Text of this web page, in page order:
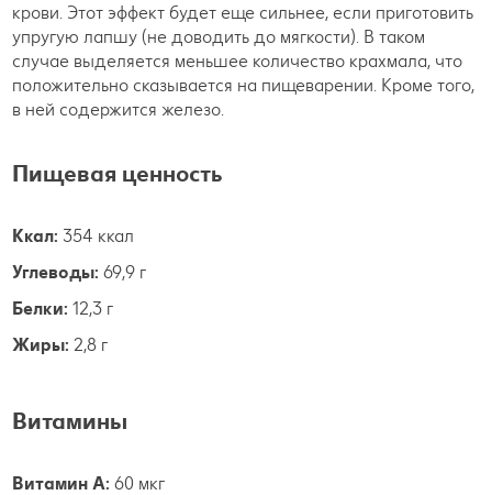
крови. Этот эффект будет еще сильнее, если приготовить
упругую лапшу (не доводить до мягкости). В таком
случае выделяется меньшее количество крахмала, что
положительно сказывается на пищеварении. Кроме того,
в ней содержится железо.
Пищевая ценность
Ккал: 354 ккал
Углеводы: 69,9 г
Белки: 12,3 г
Жиры: 2,8 г
Витамины
Витамин А: 60 мкг